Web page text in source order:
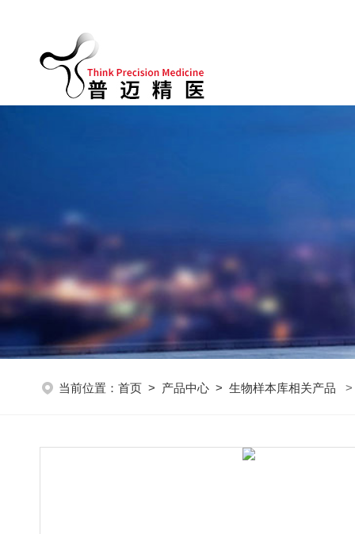
当前位置： 首页 > 产品中心 > 生物样本库相关产品